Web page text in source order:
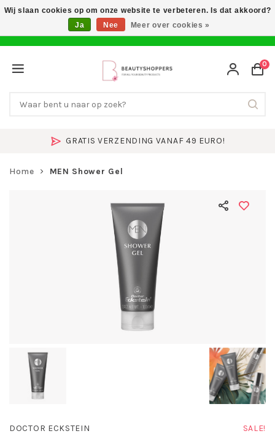
GRATIS VERZENDING VANAF 49 EURO!
0
Home MEN Shower Gel
DOCTOR ECKSTEIN SALE!
Wij slaan cookies op om onze website te verbeteren. Is dat akkoord?
Ja
Nee Meer over cookies »